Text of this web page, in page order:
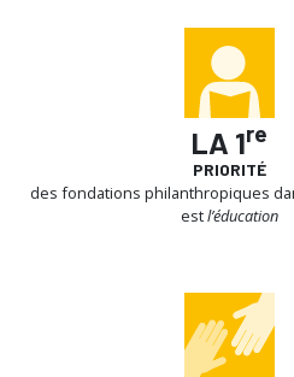
LA 1re
PRIORITÉ
des fondations philanthropiques
estl’éducation